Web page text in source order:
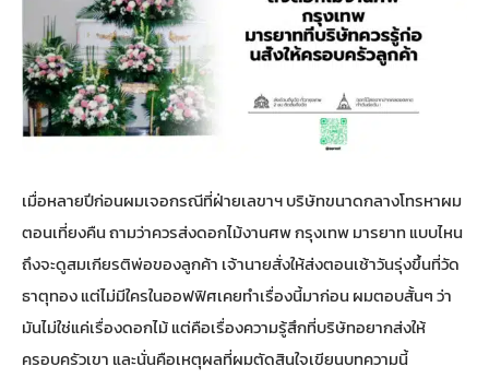
ดอกไม้หน้างานศพ
ดอกไม้หน้าโลง
จัดดอกไม้หน้าโลง
ดอกไม้ศพ
ดอกไม้งานศพ ส่งด่วน
ดอกไม้พวงหรีด
พวงหรีดปทุม
พวงหรีด ปากคลองตลาด
พวงหรีดราคาถูก
พวงหรีดดอกไม้สด
กไม้หน้าเมรุ
น้าเมรุ ราคา
ม้หน้าเมรุ
ม้หน้าเมรุ
อกไม้งานแต่ง
ดอกไม้งานแต่ง
พวงหรีดพัดลม ส่งด่วน
สั่งพวงหรีดพัดลม
พวงหรีดพัดลม ปากคลองตลาด
พวงหรีดพัดลม แบบสวยๆ
แพ็คเกจจัดงานศพ
ค่าใช้จ่ายจัดงานศพ
ขั้นตอนจัดงานศพ
จัดงานศพ ราคาถูก
เมื่อหลายปีก่อนผมเจอกรณีที่ฝ่ายเลขาฯ บริษัทขนาดกลางโทรหาผม
ตอนเที่ยงคืน ถามว่าควรส่งดอกไม้งานศพ กรุงเทพ มารยาท แบบไหน
ถึงจะดูสมเกียรติพ่อของลูกค้า เจ้านายสั่งให้ส่งตอนเช้าวันรุ่งขึ้นที่วัด
ธาตุทอง แต่ไม่มีใครในออฟฟิศเคยทำเรื่องนี้มาก่อน ผมตอบสั้นๆ ว่า
มันไม่ใช่แค่เรื่องดอกไม้ แต่คือเรื่องความรู้สึกที่บริษัทอยากส่งให้
ครอบครัวเขา และนั่นคือเหตุผลที่ผมตัดสินใจเขียนบทความนี้